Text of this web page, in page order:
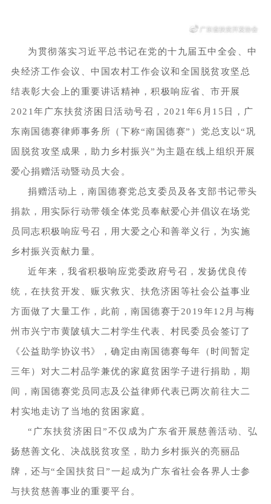
为贯彻落实习近平总书记在党的十九届五中全会、中
央经济工作会议、中国农村工作会议和全国脱贫攻坚总
结表彰大会上的重要讲话精神，积极响应省、市开展
2021年广东扶贫济困日活动号召，2021年6月15日，广
东南国德赛律师事务所（下称“南国德赛”）党总支以“巩
固脱贫攻坚成果，助力乡村振兴”为主题在线上组织开展
爱心捐赠活动暨动员大会。
捐赠活动上，南国德赛党总支委员及各支部书记带头
捐款，用实际行动带领全体党员奉献爱心并倡议在场党
员同志积极响应号召，用大爱之心和善举义行，为实施
乡村振兴贡献力量。
近年来，我省积极响应党委政府号召，发扬优良传
统，在扶贫开发、赈灾救灾、扶危济困等社会公益事业
方面做了大量工作，此前，南国德赛于2019年12月与梅
州市兴宁市黄陂镇大二村学生代表、村民委员会签订了
《公益助学协议书》，确定由南国德赛每年（时间暂定
三年）对大二村品学兼优的家庭贫困学子进行捐助，期
间，南国德赛党员同志及公益律师代表已两次前往大二
村实地走访了当地的贫困家庭。
“广东扶贫济困日”不仅成为广东省开展慈善活动、弘
扬慈善文化、决战脱贫攻坚，助力乡村振兴的亮丽品
牌，还与“全国扶贫日”一起成为广东省社会各界人士参
与扶贫慈善事业的重要平台。